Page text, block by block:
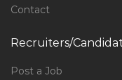
Contact
Recruiters/
Post a Job